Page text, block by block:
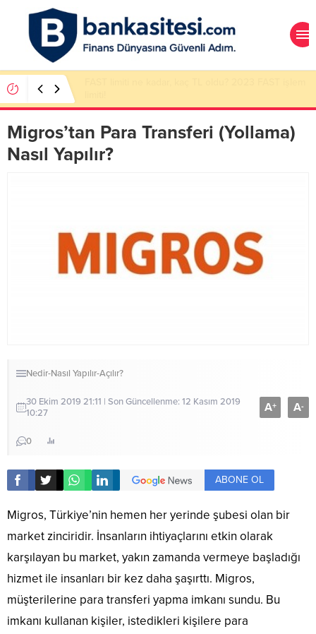
Migros’tan Para Transferi (Yollama)
Nasıl Yapılır?
Nedir-Nasıl Yapılır-Açılır?
30 Ekim 2019 21:11 | Son Güncellenme: 12 Kasım 2019
10:27
0
A+ A-
ABONE OL
Migros, Türkiye’nin hemen her yerinde şubesi olan bir
market zinciridir. İnsanların ihtiyaçlarını etkin olarak
karşılayan bu market, yakın zamanda vermeye başladığı
hizmet ile insanları bir kez daha şaşırttı. Migros,
müşterilerine para transferi yapma imkanı sundu. Bu
imkanı kullanan kişiler, istedikleri kişilere para